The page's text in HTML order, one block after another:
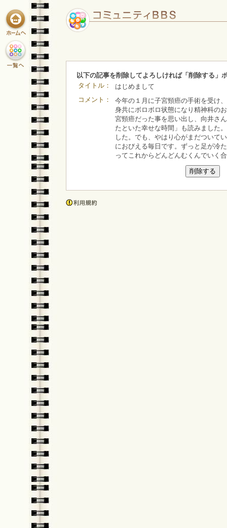
以下の記事を削除してよろしければ「削除する」
タイトル：
はじめまして
コメント：
今年の１月に子宮頸癌の手術を受け
身共にボロボロ状態になり精神科の
宮頸癌だった事を思い出し、向井さ
たといた幸せな時間」も読みました
した。でも、やはり心がまだついて
におびえる毎日です。ずっと足が冷
ってこれからどんどんむくんでいく